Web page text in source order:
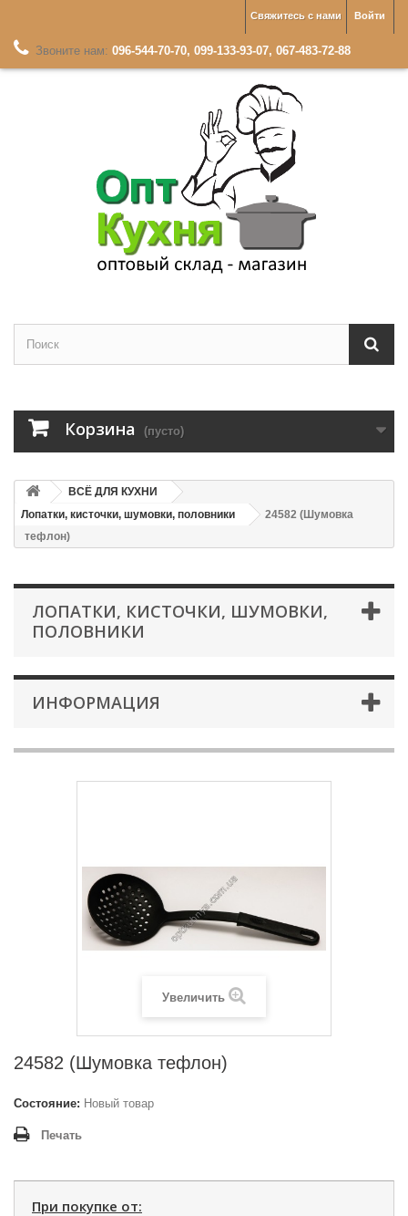
Войти
Свяжитесь с нами
Звоните нам: 096-544-70-70, 099-133-93-07, 067-483-72-88
Корзина (пусто)
ВСЁ ДЛЯ КУХНИ
Лопатки, кисточки, шумовки, половники
24582 (Шумовка
тефлон)
ЛОПАТКИ, КИСТОЧКИ, ШУМОВКИ,
ПОЛОВНИКИ
ИНФОРМАЦИЯ
Увеличить
24582 (Шумовка тефлон)
Состояние: Новый товар
Печать
При покупке от: